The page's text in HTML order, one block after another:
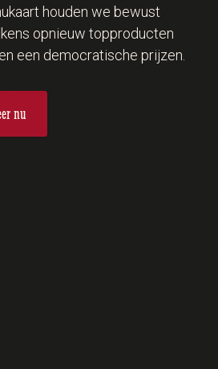
houden we bewust
opnieuw topproducten
een democratische prijzen.
nu